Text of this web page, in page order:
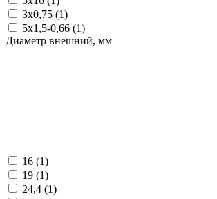
3х0,75 (1)
5х1,5-0,66 (1)
Диаметр внешний, мм
16 (1)
19 (1)
24,4 (1)